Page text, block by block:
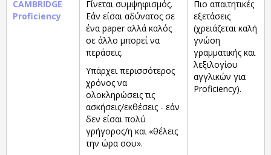
CAMBRIDGE
Proficiency
Γίνεται συμψηφισμός.
Εάν είσαι αδύνατος σε
ένα paper αλλά καλός
σε άλλο μπορεί να
περάσεις.
Υπάρχει περισσότερος
χρόνος να
ολοκληρώσεις τις
ασκήσεις/εκθέσεις - εάν
δεν είσαι πολύ
γρήγορος/η και «θέλεις
την ώρα σου».
Πιο απαιτητικές
εξετάσεις
(χρειάζεται καλή
γνώση
γραμματικής και
λεξιλογίου
αγγλικών για
Proficiency).